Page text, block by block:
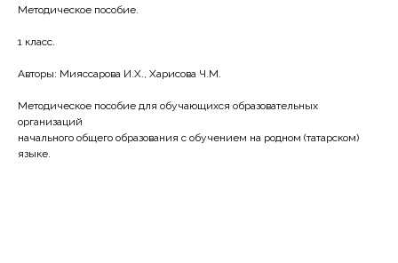
Методическое пособие.
1 класс.
Авторы: Мияссарова И.Х., Харисова Ч.М.
Методическое пособие для обучающихся образовательных
организаций
начального общего образования с обучением на родном (татарском)
языке.